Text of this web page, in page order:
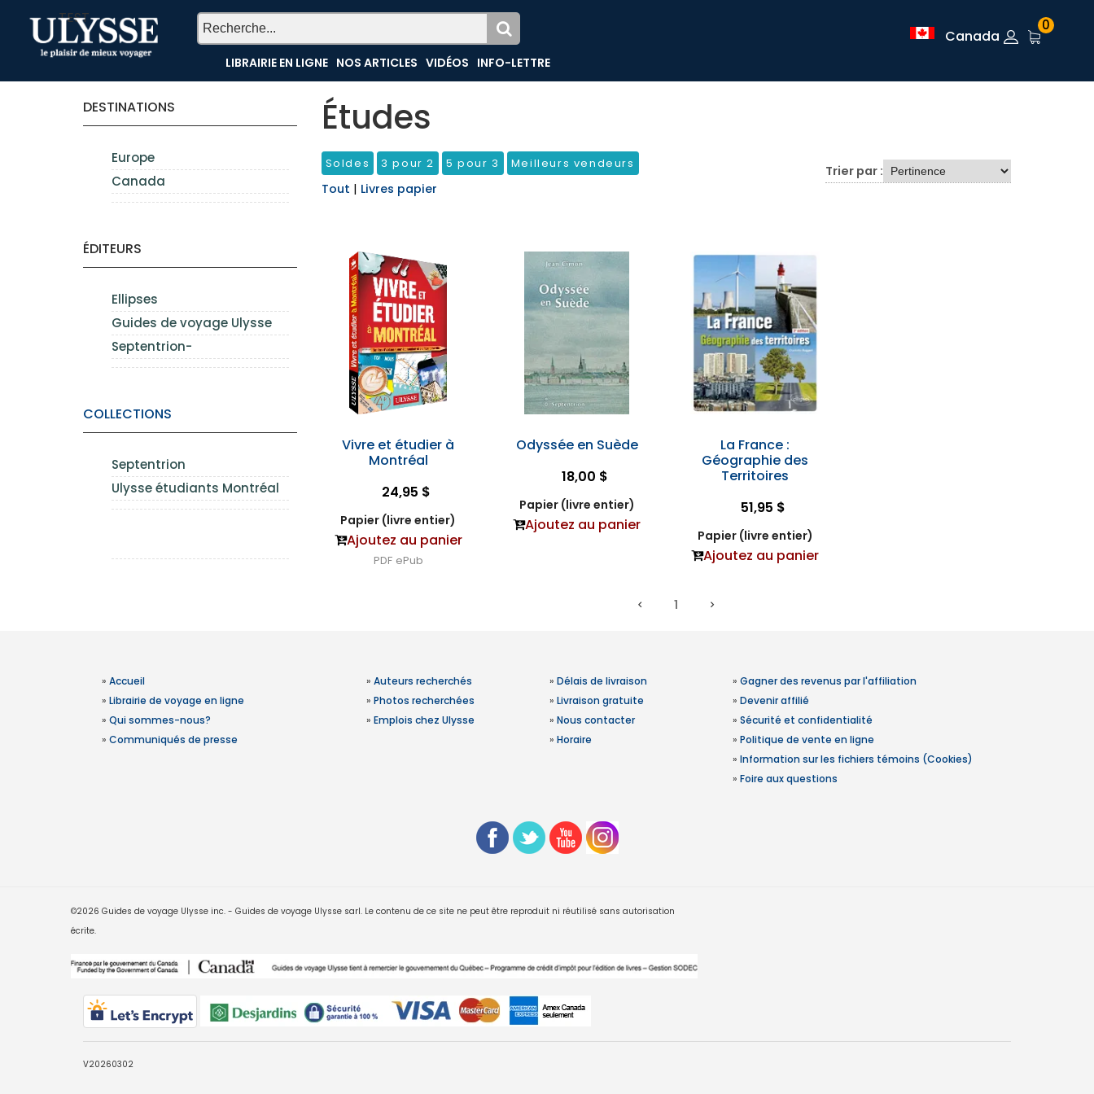
TEST
LIBRAIRIE EN LIGNE NOS ARTICLES VIDÉOS INFO-LETTRE
Canada
0
DESTINATIONS
Europe
Canada
ÉDITEURS
Ellipses
Guides de voyage Ulysse
Septentrion-
COLLECTIONS
Septentrion
Ulysse étudiants Montréal
Études
Soldes 3 pour 2 5 pour 3 Meilleurs vendeurs
Tout | Livres papier
Trier par :
Vivre et étudier à
Montréal
24,95 $
Papier (livre entier)
Ajoutez au panier
PDF ePub
Odyssée en Suède
18,00 $
Papier (livre entier)
Ajoutez au panier
La France :
Géographie des
Territoires
51,95 $
Papier (livre entier)
Ajoutez au panier
1
» Accueil
» Librairie de voyage en ligne
» Qui sommes-nous?
» Communiqués de presse
» Auteurs recherchés
» Photos recherchées
» Emplois chez Ulysse
» Délais de livraison
» Livraison gratuite
» Nous contacter
» Horaire
» Gagner des revenus par l'affiliation
» Devenir affilié
» Sécurité et confidentialité
» Politique de vente en ligne
» Information sur les fichiers témoins (Cookies)
» Foire aux questions
©2026 Guides de voyage Ulysse inc. - Guides de voyage Ulysse sarl. Le contenu de ce site ne peut être reproduit ni réutilisé sans autorisation
écrite.
V20260302